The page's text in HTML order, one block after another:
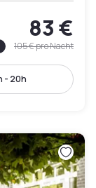
83 €
105 €pro Nacht
- 20h